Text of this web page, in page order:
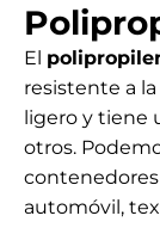
El
resistente a
ligero y tiene
otros.
automóvil,